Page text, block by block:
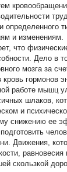
определенного
и изменениям.
что
Дело в
мозга за
кровь
работе мышц
шлаков,
и
снижению ее
Движения,
скользкой